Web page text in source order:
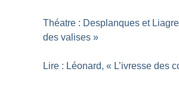
Théatre : Desplanques et
des valises »
Lire : Léonard, « L’ivresse des